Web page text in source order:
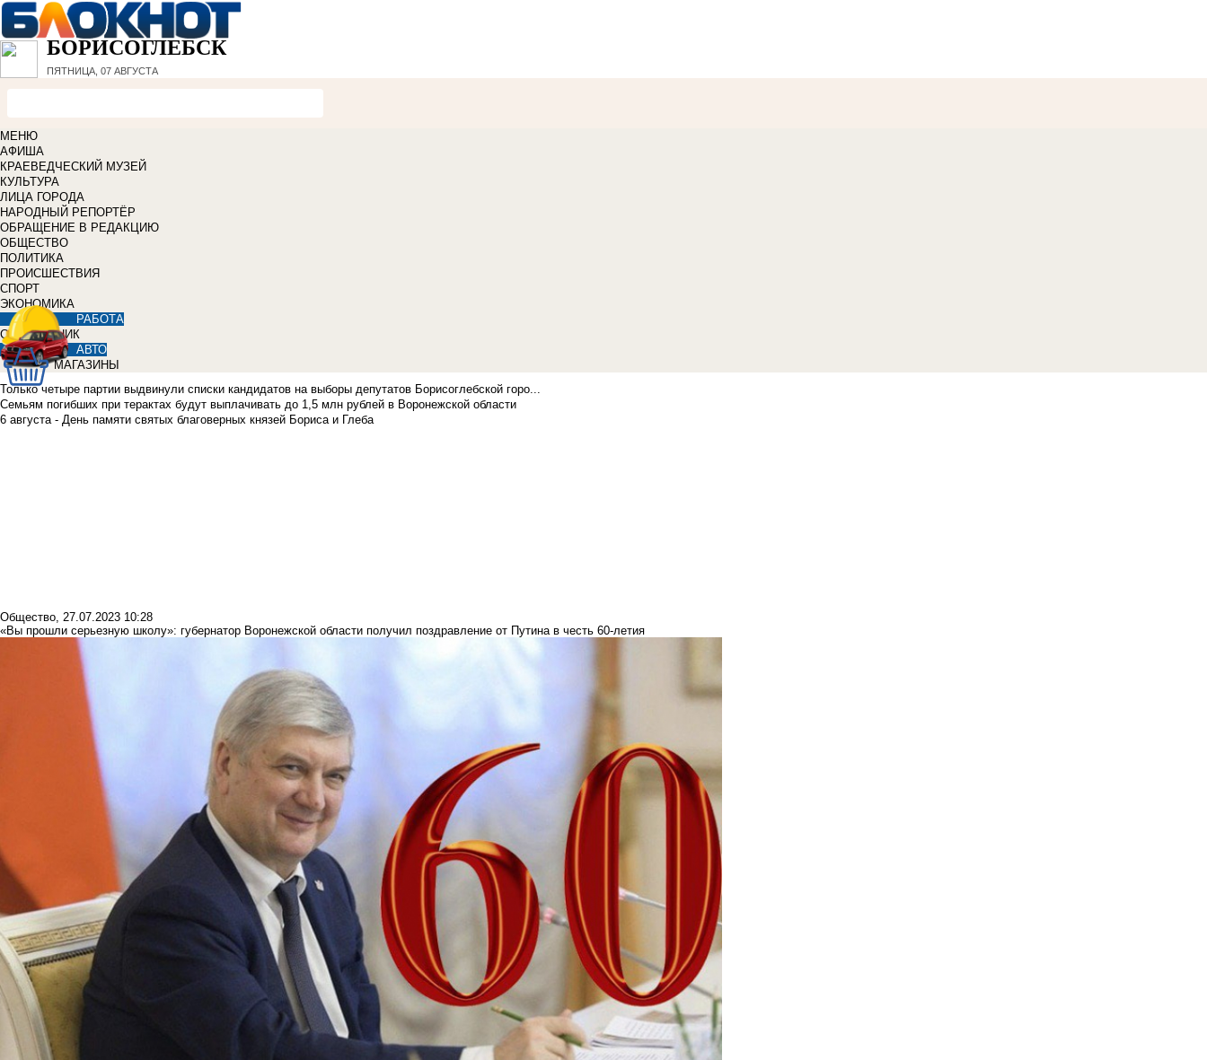
БОРИСОГЛЕБСК
ПЯТНИЦА, 07 АВГУСТА
МЕНЮ
АФИША
КРАЕВЕДЧЕСКИЙ МУЗЕЙ
КУЛЬТУРА
ЛИЦА ГОРОДА
НАРОДНЫЙ РЕПОРТЁР
ОБРАЩЕНИЕ В РЕДАКЦИЮ
ОБЩЕСТВО
ПОЛИТИКА
ПРОИСШЕСТВИЯ
СПОРТ
ЭКОНОМИКА
РАБОТА
СПРАВОЧНИК
АВТО
МАГАЗИНЫ
Только четыре партии выдвинули списки кандидатов на выборы депутатов Борисоглебской горо...
Семьям погибших при терактах будут выплачивать до 1,5 млн рублей в Воронежской области
6 августа - День памяти святых благоверных князей Бориса и Глеба
Общество, 27.07.2023 10:28
«Вы прошли серьезную школу»: губернатор Воронежской области получил поздравление от Путина в честь 60-летия